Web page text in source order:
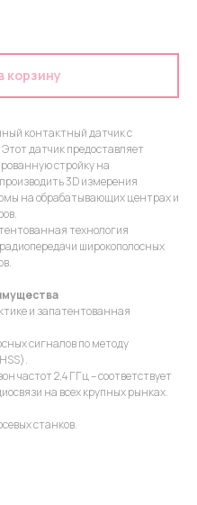
корзину
контактный датчик с
датчик предоставляет
стройку на
3D измерения
на обрабатывающих центрах и
технология
широкополосных
и запатентованная
сигналов по методу
частот 2,4 ГГц – соответствует
на всех крупных рынках.
станков.